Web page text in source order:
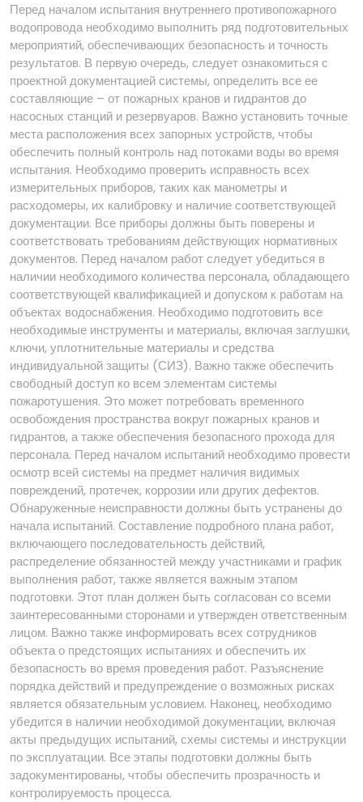
Перед началом испытания внутреннего противопожарного
водопровода необходимо выполнить ряд подготовительных
мероприятий, обеспечивающих безопасность и точность
результатов. В первую очередь, следует ознакомиться с
проектной документацией системы, определить все ее
составляющие – от пожарных кранов и гидрантов до
насосных станций и резервуаров. Важно установить точные
места расположения всех запорных устройств, чтобы
обеспечить полный контроль над потоками воды во время
испытания. Необходимо проверить исправность всех
измерительных приборов, таких как манометры и
расходомеры, их калибровку и наличие соответствующей
документации. Все приборы должны быть поверены и
соответствовать требованиям действующих нормативных
документов. Перед началом работ следует убедиться в
наличии необходимого количества персонала, обладающего
соответствующей квалификацией и допуском к работам на
объектах водоснабжения. Необходимо подготовить все
необходимые инструменты и материалы, включая заглушки,
ключи, уплотнительные материалы и средства
индивидуальной защиты (СИЗ). Важно также обеспечить
свободный доступ ко всем элементам системы
пожаротушения. Это может потребовать временного
освобождения пространства вокруг пожарных кранов и
гидрантов, а также обеспечения безопасного прохода для
персонала. Перед началом испытаний необходимо провести
осмотр всей системы на предмет наличия видимых
повреждений, протечек, коррозии или других дефектов.
Обнаруженные неисправности должны быть устранены до
начала испытаний. Составление подробного плана работ,
включающего последовательность действий,
распределение обязанностей между участниками и график
выполнения работ, также является важным этапом
подготовки. Этот план должен быть согласован со всеми
заинтересованными сторонами и утвержден ответственным
лицом. Важно также информировать всех сотрудников
объекта о предстоящих испытаниях и обеспечить их
безопасность во время проведения работ. Разъяснение
порядка действий и предупреждение о возможных рисках
является обязательным условием. Наконец, необходимо
убедится в наличии необходимой документации, включая
акты предыдущих испытаний, схемы системы и инструкции
по эксплуатации. Все этапы подготовки должны быть
задокументированы, чтобы обеспечить прозрачность и
контролируемость процесса.